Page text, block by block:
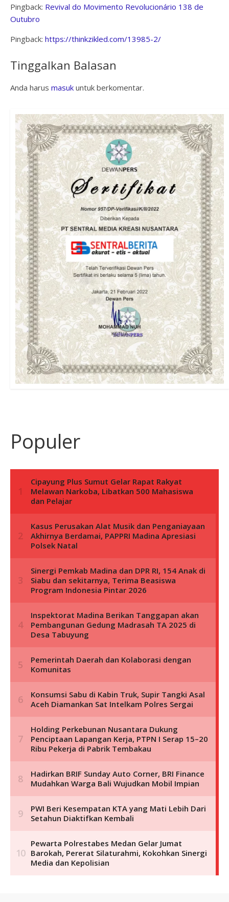
Pingback: Revival do Movimento Revolucionário 138 de
Outubro
Pingback: https://thinkzikled.com/13985-2/
Tinggalkan Balasan
Anda harus masukuntuk berkomentar.
Populer